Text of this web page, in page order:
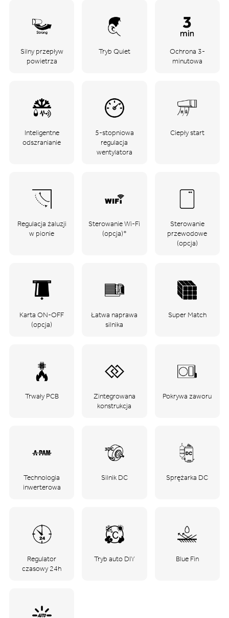
Silny przepływ
powietrza
Tryb Quiet
Ochrona 3-
minutowa
Inteligentne
odszranianie
5-stopniowa
regulacja
wentylatora
Ciepły start
Regulacja żaluzji
w pionie
Sterowanie Wi-Fi
(opcja)*
Sterowanie
przewodowe
(opcja)
Karta ON-OFF
(opcja)
Łatwa naprawa
silnika
Super Match
Trwały PCB
Zintegrowana
konstrukcja
Pokrywa zaworu
Technologia
inwerterowa
Silnik DC Sprężarka DC
Regulator
czasowy 24h
Tryb auto DIY Blue Fin